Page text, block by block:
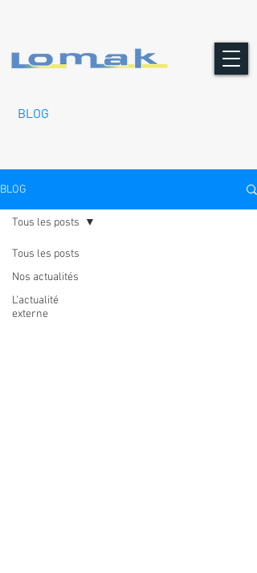
BLOG
BLOG
Tous les posts
Nos actualités
L'actualité
externe
Tous les posts